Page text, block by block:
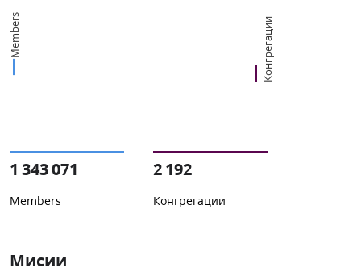
Members Конгрегации
1 343 071
Members
2 192
Конгрегации
Мисии